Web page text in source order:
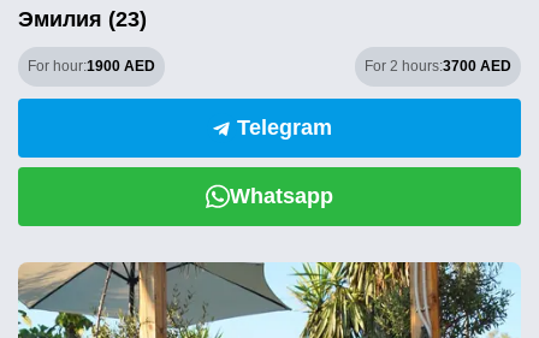
Эмилия (23)
For hour:1900 AED For 2 hours:3700 AED
Telegram
Whatsapp